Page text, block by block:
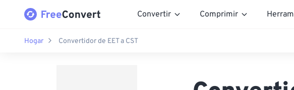
Convertir Comprimir
Hogar Convertidor de EET a CST